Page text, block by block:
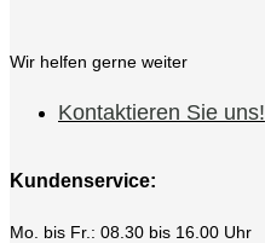
Wir helfen gerne weiter
Kontaktieren Sie uns!
Kundenservice:
Mo. bis Fr.: 08.30 bis 16.00 Uhr